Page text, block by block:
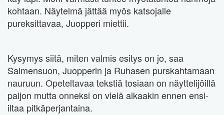
kohtaan. Näytelmä jättää myös katsojalle
pureksittavaa, Juopperi miettii.
Kysymys siitä, miten valmis esitys on jo, saa
Salmensuon, Juopperin ja Ruhasen purskahtamaan
nauruun. Opeteltavaa tekstiä tosiaan on näyttelijöillä
paljon mutta onneksi on vielä aikaakin ennen ensi-
iltaa pitkäperjantaina.